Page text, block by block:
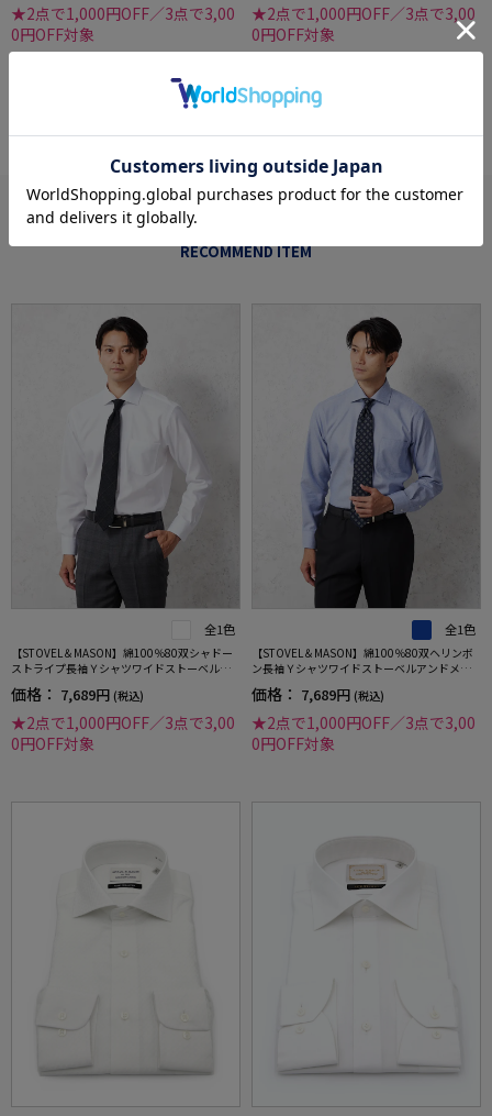
★2点で1,000円OFF／3点で3,00
0円OFF対象
★2点で1,000円OFF／3点で3,00
0円OFF対象
more
あなたへのおすすめ
RECOMMEND ITEM
全1色
【STOVEL＆MASON】綿100％80双シャドー
ストライプ長袖Ｙシャツワイドストーベルア
ンドメイソン形態安定ワイシャツ通年
価格： 7,689円 (税込)
★2点で1,000円OFF／3点で3,00
0円OFF対象
全1色
【STOVEL＆MASON】綿100％80双ヘリンボ
ン長袖Ｙシャツワイドストーベルアンドメイ
ソン形態安定ワイシャツ通年
価格： 7,689円 (税込)
★2点で1,000円OFF／3点で3,00
0円OFF対象